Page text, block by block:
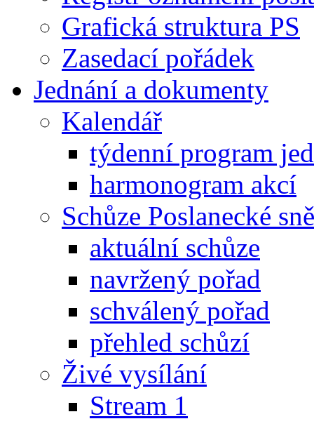
Grafická struktura PS
Zasedací pořádek
Jednání a dokumenty
Kalendář
týdenní program
harmonogram akcí
Schůze Poslanecké
aktuální schůze
navržený pořad
schválený pořad
přehled schůzí
Živé vysílání
Stream 1